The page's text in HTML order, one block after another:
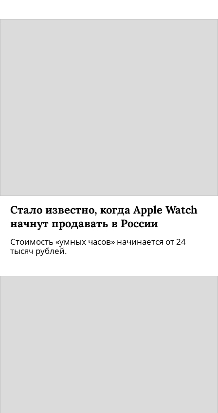
Стало известно, когда Apple Watch
начнут продавать в России
Стоимость «умных часов» начинается от 24
тысяч рублей.